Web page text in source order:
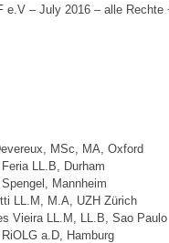
e.V – July 2016 – alle Rechte
MSc, MA, Oxford
LL.B, Durham
Mannheim
LL.M, M.A, UZH Zürich
Vieira LL.M, LL.B, Sao Paulo
a.D, Hamburg